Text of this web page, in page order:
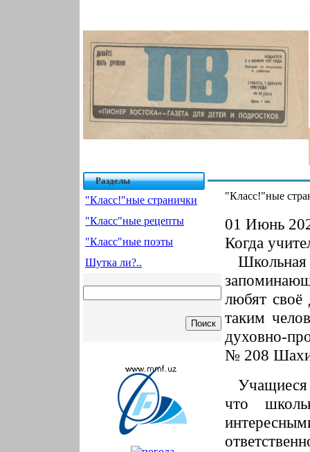
Разделы
"Класс!"ные странички
"Класс"ные рецепты
"Класс"ные поэты
Шутка ли?..
"Класс!"ные
01 Июнь
Когда
Школьная
любят
таким
духовно-
№ 208
Учащиеся
что